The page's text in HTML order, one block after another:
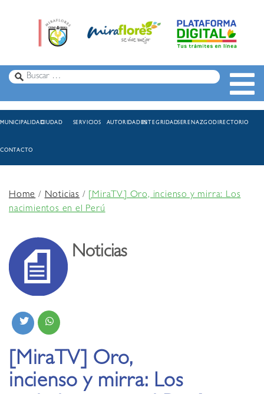
MUNICIPALIDADCIUDAD SERVICIOS AUTORIDADESINTEGRIDADSERENAZGODIRECTORIO
CONTACTO
Home/Noticias /
[MiraTV] Oro, incienso y mirra: Los
nacimientos en el Perú
Noticias
[MiraTV] Oro,
incienso y mirra: Los